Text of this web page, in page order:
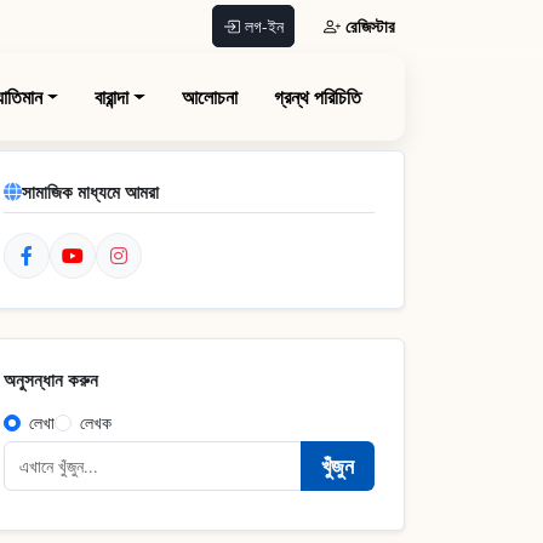
লগ-ইন রেজিস্টার
বারান্দা আলোচনা গ্রন্থ পরিচিতি
সামাজিক মাধ্যমে আমরা
অনুসন্ধান করুন
লেখা লেখক
খুঁজুন